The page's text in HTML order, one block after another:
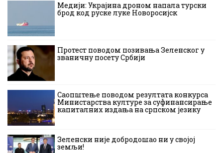
Медији: Украјина дроном напала турски
брод код руске луке Новоросијск
Протест поводом позивања Зеленског у
званичну посету Србији
Саопштење поводом резултата конкурса
Министарства културе за суфинансирање
капиталних издања на српском језику
Зеленски није добродошао ни у својој
земљи!